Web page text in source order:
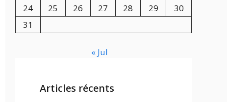
24
25 26 27 28 29
30
31
« Jul
Articles récents